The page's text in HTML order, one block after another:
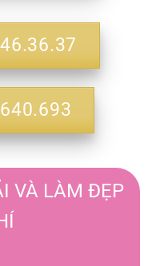
VÀ LÀM ĐẸP